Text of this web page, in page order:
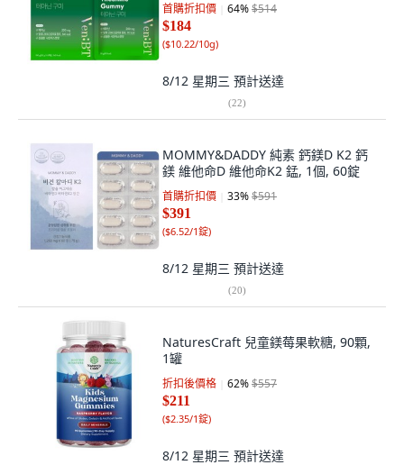
首購折扣價 64%$514
$184
($10.22/10g)
8/12 星期三 預計送達
(22)
MOMMY&DADDY 純素 鈣鎂D K2 鈣
鎂 維他命D 維他命K2 錳, 1個, 60錠
首購折扣價 33%$591
$391
($6.52/1錠)
8/12 星期三 預計送達
(20)
NaturesCraft 兒童鎂莓果軟糖, 90顆,
1罐
折扣後價格 62%$557
$211
($2.35/1錠)
8/12 星期三 預計送達